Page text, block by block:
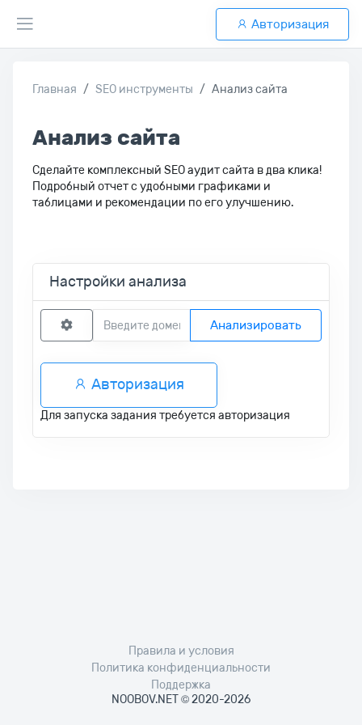
Авторизация
Главная SEO инструменты Анализ сайта
Анализ сайта
Сделайте комплексный SEO аудит сайта в два клика!
Подробный отчет с удобными графиками и
таблицами и рекомендации по его улучшению.
Настройки анализа
Анализировать
Авторизация
Для запуска задания требуется авторизация
Правила и условия
Политика конфиденциальности
Поддержка
NOOBOV.NET © 2020-2026